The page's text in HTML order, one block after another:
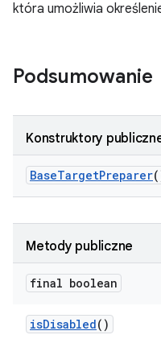
która umożliwia
Podsumowanie
Konstruktory
BaseTargetPreparer
Metody publiczne
final boolean
isDisabled()